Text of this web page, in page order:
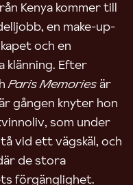
Kenya kommer till
en make-up-
och en
klänning. Efter
Paris Memories är
gången knyter hon
som under
vid ett vägskäl, och
de stora
förgänglighet.